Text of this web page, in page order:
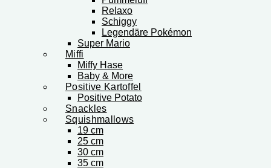
Relaxo
Schiggy
Legendäre Pokémon
Super Mario
Miffi
Miffy Hase
Baby & More
Positive Kartoffel
Positive Potato
Snackles
Squishmallows
19 cm
25 cm
30 cm
35 cm